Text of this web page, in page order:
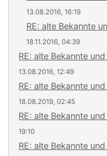
13.08.2016, 16:19
RE: alte Bekannte
18.11.2016, 04:39
RE: alte Bekannte
13.08.2016, 12:49
RE: alte Bekannte
18.08.2019, 02:45
RE: alte Bekannte
19:10
RE: alte Bekannte